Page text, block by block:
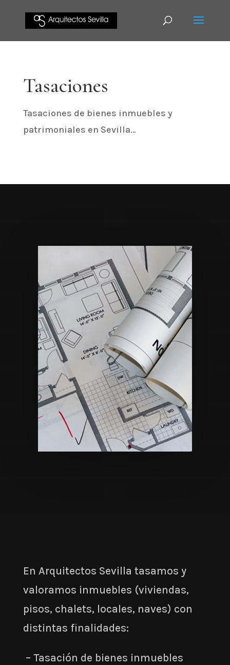
Tasaciones
Tasaciones de bienes inmuebles y
patrimoniales en Sevilla…
En Arquitectos Sevilla tasamos y
valoramos inmuebles (viviendas,
pisos, chalets, locales, naves) con
distintas finalidades:
– Tasación de bienes inmuebles